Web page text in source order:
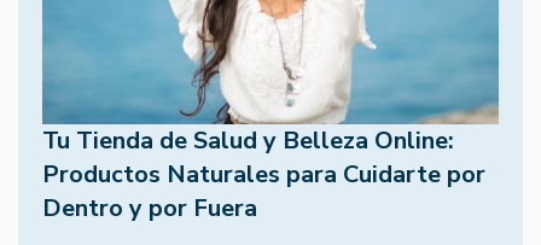
Tu Tienda de Salud y Belleza Online:
Productos Naturales para Cuidarte por
Dentro y por Fuera